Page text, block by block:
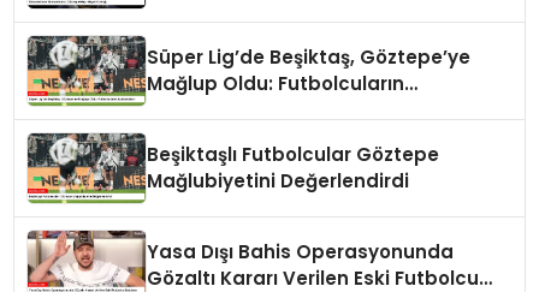
Süper Lig’de Beşiktaş, Göztepe’ye
Mağlup Oldu: Futbolcuların
Beşiktaşlı Futbolcular Göztepe
Mağlubiyetini Değerlendirdi
Yasa Dışı Bahis Operasyonunda
Gözaltı Kararı Verilen Eski Futbolcu